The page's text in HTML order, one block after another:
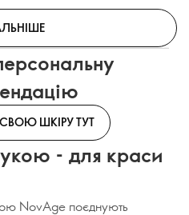
ШКІРУ ТУТ
- для краси
NovAge поєднують